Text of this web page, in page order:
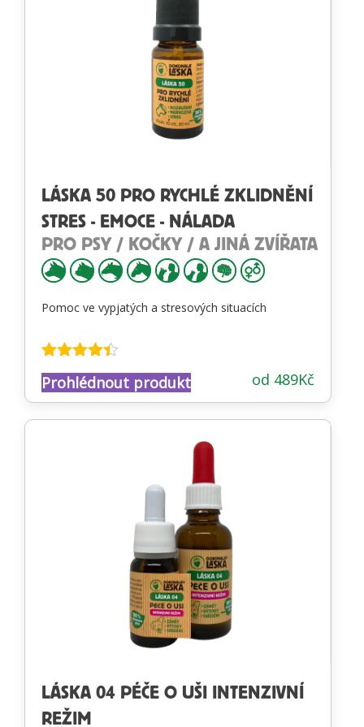
LÁSKA 50 PRO RYCHLÉ ZKLIDNĚNÍ
STRES - EMOCE - NÁLADA
PRO PSY / KOČKY / A JINÁ ZVÍŘATA
Pomoc ve vypjatých a stresových situacích
Hodnocení
4.34z 5 od 489Kč
Prohlédnout produkt
LÁSKA 04 PÉČE O UŠI INTENZIVNÍ
REŽIM